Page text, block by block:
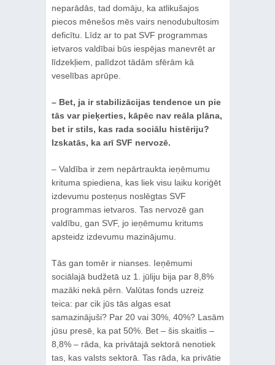
neparādās, tad domāju, ka atlikušajos
piecos mēnešos mēs vairs nenodubultosim
deficītu. Līdz ar to pat SVF programmas
ietvaros valdībai būs iespējas manevrēt ar
līdzekļiem, palīdzot tādām sfērām kā
veselības aprūpe.
– Bet, ja ir stabilizācijas tendence un pie
tās var pieķerties, kāpēc nav reāla plāna,
bet ir stils, kas rada sociālu histēriju?
Izskatās, ka arī SVF nervozē.
– Valdība ir zem nepārtraukta ieņēmumu
krituma spiediena, kas liek visu laiku koriģēt
izdevumu posteņus noslēgtas SVF
programmas ietvaros. Tas nervozē gan
valdību, gan SVF, jo ieņēmumu kritums
apsteidz izdevumu mazinājumu.
Tās gan tomēr ir nianses. Ieņēmumi
sociālajā budžetā uz 1. jūliju bija par 8,8%
mazāki nekā pērn. Valūtas fonds uzreiz
teica: par cik jūs tās algas esat
samazinājuši? Par 20 vai 30%, 40%? Lasām
jūsu presē, ka pat 50%. Bet – šis skaitlis –
8,8% – rāda, ka privātajā sektorā nenotiek
tas, kas valsts sektorā. Tas rāda, ka privātie